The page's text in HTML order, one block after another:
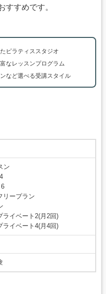
すすめです。
ピラティススタジオ
なレッスンプログラム
など選べる受講スタイル
ン
リープラン
ライベート2(月2回)
ライベート4(月4回)